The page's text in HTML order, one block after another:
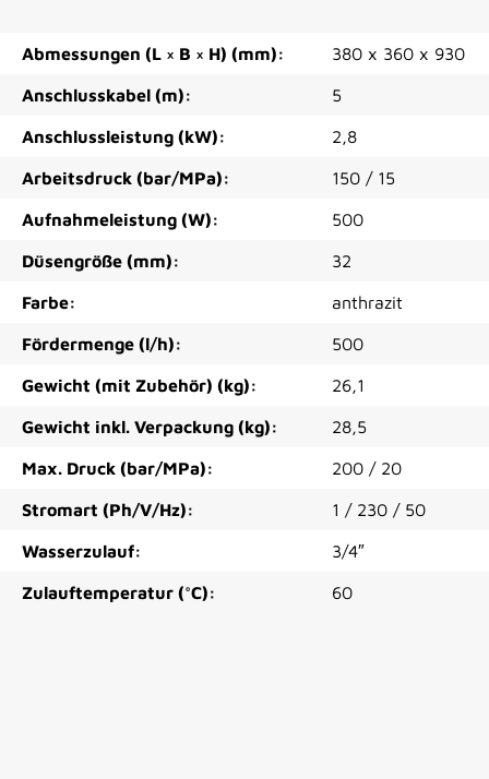
Abmessungen (L × B × H) (mm): 380 x 360 x 930
Anschlusskabel (m): 5
Anschlussleistung (kW): 2,8
Arbeitsdruck (bar/MPa): 150 / 15
Aufnahmeleistung (W): 500
Düsengröße (mm): 32
Farbe: anthrazit
Fördermenge (l/h): 500
Gewicht (mit Zubehör) (kg): 26,1
Gewicht inkl. Verpackung (kg): 28,5
Max. Druck (bar/MPa): 200 / 20
Stromart (Ph/V/Hz): 1 / 230 / 50
Wasserzulauf: 3/4″
Zulauftemperatur (°C): 60